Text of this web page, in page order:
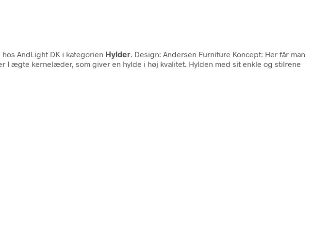
hos AndLight DK i kategorien Hylder . Design: Andersen Furniture Koncept: Her får man
ægte kernelæder, som giver en hylde i høj kvalitet. Hylden med sit enkle og stilrene